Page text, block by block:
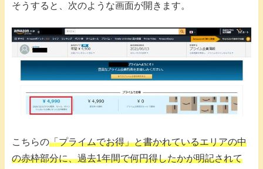
そうすると、次のような画面が開きます。
こちらの「プライムでお得」と書かれているエリアの中
の赤枠部分に、過去1年間で何円得したかが明記されて